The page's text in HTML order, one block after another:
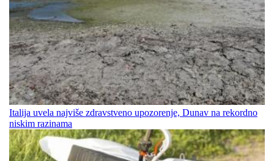
Italija uvela najviše zdravstveno upozorenje, Dunav na rekordno
niskim razinama